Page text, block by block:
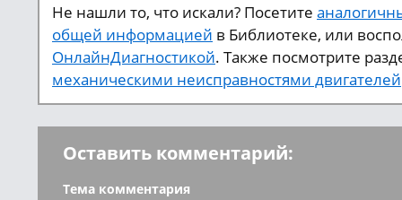
Не нашли то, что искали? Посетите
общей информацией в Библиотеке, или
ОнлайнДиагностикой. Также посмотрите
механическими неисправностями двигателей
Оставить комментарий:
Тема комментария